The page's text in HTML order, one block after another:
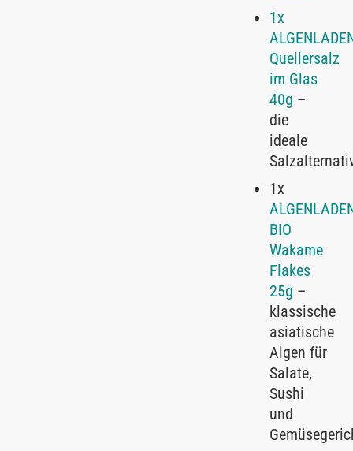
1x
Quellersalz
im Glas
40g –
die
ideale
1x
BIO
Wakame
Flakes
25g –
klassische
asiatische
Algen für
Salate,
Sushi
und